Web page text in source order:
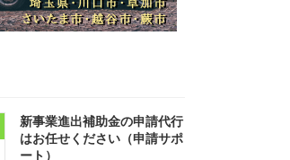
新事業進出補助金の申請代行
はお任せください（申請サポ
ート）